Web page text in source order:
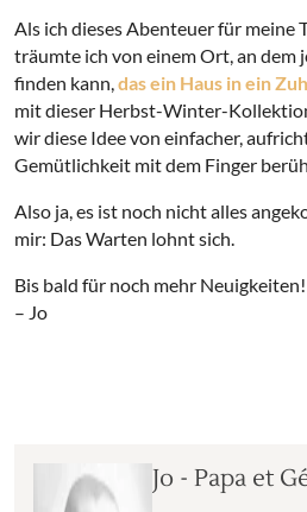
Als ich dieses Abenteuer für meine
träumte ich von einem Ort, an dem
finden kann,das ein Haus in ein
mit dieser Herbst-Winter-
wir diese Idee von einfacher,
Gemütlichkeit mit dem Finger
Also ja, es ist noch nicht alles
mir: Das Warten lohnt sich.
Bis bald für noch mehr Neuigkeiten!
– Jo
Jo - Papa et